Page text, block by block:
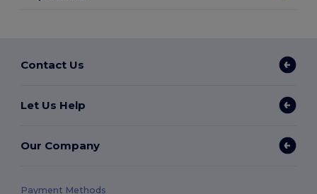
Contact Us
Let Us Help
Our Company
Payment Methods